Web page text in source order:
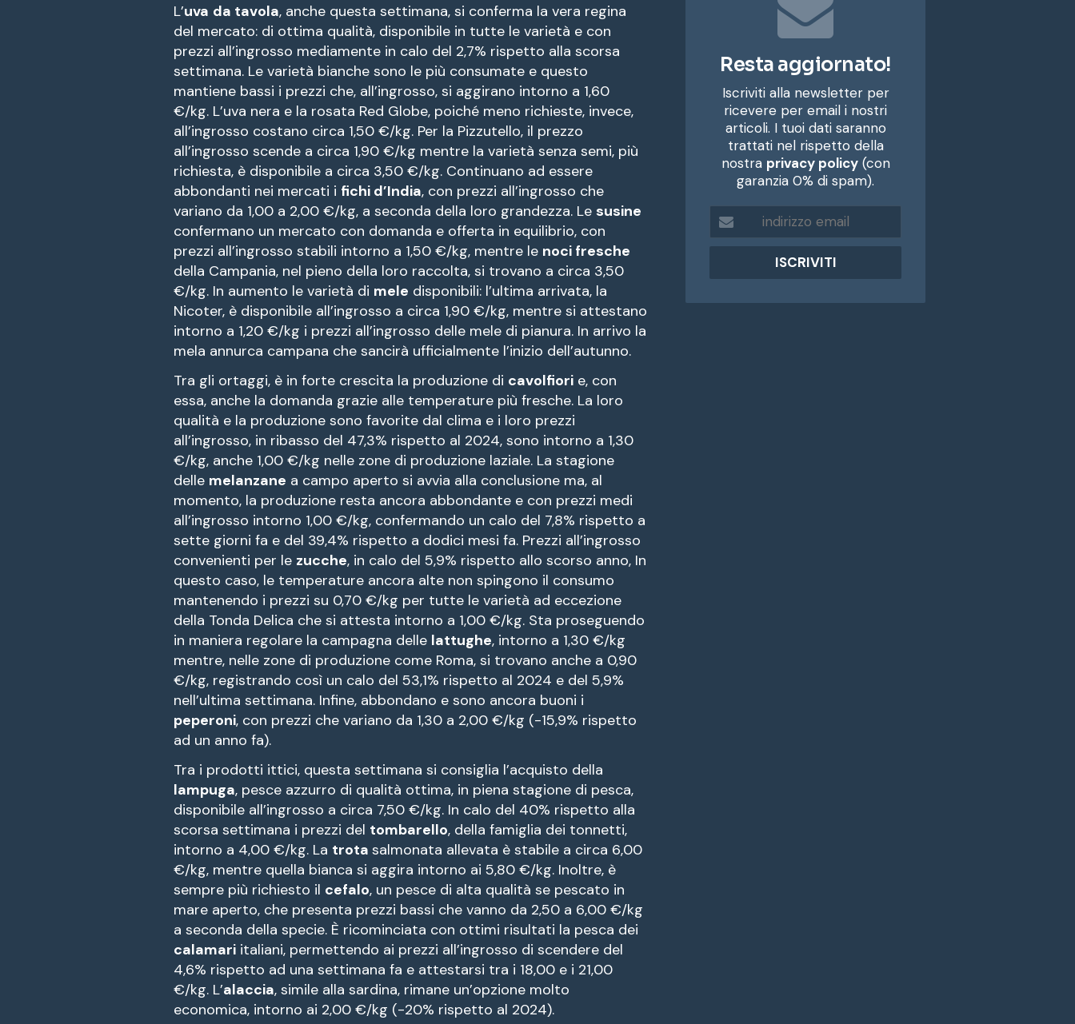
L’uva da tavola, anche questa settimana, si conferma la vera regina
del mercato: di ottima qualità, disponibile in tutte le varietà e con
prezzi all’ingrosso mediamente in calo del 2,7% rispetto alla scorsa
settimana. Le varietà bianche sono le più consumate e questo
mantiene bassi i prezzi che, all’ingrosso, si aggirano intorno a 1,60
€/kg. L’uva nera e la rosata Red Globe, poiché meno richieste, invece,
all’ingrosso costano circa 1,50 €/kg. Per la Pizzutello, il prezzo
all’ingrosso scende a circa 1,90 €/kg mentre la varietà senza semi, più
richiesta, è disponibile a circa 3,50 €/kg. Continuano ad essere
abbondanti nei mercati i fichi d’India, con prezzi all’ingrosso che
variano da 1,00 a 2,00 €/kg, a seconda della loro grandezza. Le susine
confermano un mercato con domanda e offerta in equilibrio, con
prezzi all’ingrosso stabili intorno a 1,50 €/kg, mentre le noci fresche
della Campania, nel pieno della loro raccolta, si trovano a circa 3,50
€/kg. In aumento le varietà di mele disponibili: l’ultima arrivata, la
Nicoter, è disponibile all’ingrosso a circa 1,90 €/kg, mentre si attestano
intorno a 1,20 €/kg i prezzi all’ingrosso delle mele di pianura. In arrivo la
mela annurca campana che sancirà ufficialmente l’inizio dell’autunno.
Tra gli ortaggi, è in forte crescita la produzione di cavolfiori e, con
essa, anche la domanda grazie alle temperature più fresche. La loro
qualità e la produzione sono favorite dal clima e i loro prezzi
all’ingrosso, in ribasso del 47,3% rispetto al 2024, sono intorno a 1,30
€/kg, anche 1,00 €/kg nelle zone di produzione laziale. La stagione
delle melanzane a campo aperto si avvia alla conclusione ma, al
momento, la produzione resta ancora abbondante e con prezzi medi
all’ingrosso intorno 1,00 €/kg, confermando un calo del 7,8% rispetto a
sette giorni fa e del 39,4% rispetto a dodici mesi fa. Prezzi all’ingrosso
convenienti per le zucche, in calo del 5,9% rispetto allo scorso anno, In
questo caso, le temperature ancora alte non spingono il consumo
mantenendo i prezzi su 0,70 €/kg per tutte le varietà ad eccezione
della Tonda Delica che si attesta intorno a 1,00 €/kg. Sta proseguendo
in maniera regolare la campagna delle lattughe, intorno a 1,30 €/kg
mentre, nelle zone di produzione come Roma, si trovano anche a 0,90
€/kg, registrando così un calo del 53,1% rispetto al 2024 e del 5,9%
nell’ultima settimana. Infine, abbondano e sono ancora buoni i
peperoni, con prezzi che variano da 1,30 a 2,00 €/kg (-15,9% rispetto
ad un anno fa).
Tra i prodotti ittici, questa settimana si consiglia l’acquisto della
lampuga, pesce azzurro di qualità ottima, in piena stagione di pesca,
disponibile all’ingrosso a circa 7,50 €/kg. In calo del 40% rispetto alla
scorsa settimana i prezzi del tombarello, della famiglia dei tonnetti,
intorno a 4,00 €/kg. La trota salmonata allevata è stabile a circa 6,00
€/kg, mentre quella bianca si aggira intorno ai 5,80 €/kg. Inoltre, è
sempre più richiesto il cefalo, un pesce di alta qualità se pescato in
mare aperto, che presenta prezzi bassi che vanno da 2,50 a 6,00 €/kg
a seconda della specie. È ricominciata con ottimi risultati la pesca dei
calamari italiani, permettendo ai prezzi all’ingrosso di scendere del
4,6% rispetto ad una settimana fa e attestarsi tra i 18,00 e i 21,00
€/kg. L’alaccia, simile alla sardina, rimane un’opzione molto
economica, intorno ai 2,00 €/kg (-20% rispetto al 2024).
Resta aggiornato!
Iscriviti alla newsletter per
ricevere per email i nostri
articoli. I tuoi dati saranno
trattati nel rispetto della
nostra privacy policy(con
garanzia 0% di spam).
d
r